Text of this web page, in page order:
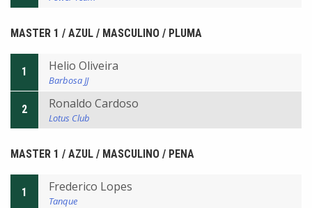
MASTER 1 / AZUL / MASCULINO / PLUMA
1 Helio Oliveira
Barbosa JJ
2 Ronaldo Cardoso
Lotus Club
MASTER 1 / AZUL / MASCULINO / PENA
1 Frederico Lopes
Tanque